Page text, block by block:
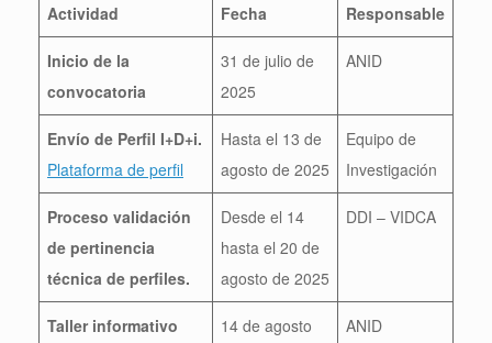
Actividad Fecha Responsable
Inicio de la
convocatoria
31 de julio de
2025
ANID
Envío de Perfil I+D+i.
Plataforma de perfil
Hasta el 13 de
agosto de 2025
Equipo de
Investigación
Proceso validación
de pertinencia
técnica de perfiles.
Desde el 14
hasta el 20 de
agosto de 2025
DDI – VIDCA
Taller informativo
14 de agosto
ANID